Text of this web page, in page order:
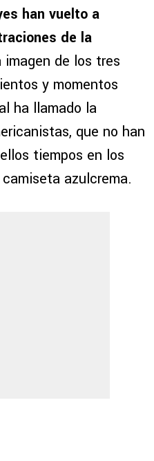
han vuelto a
de la
imagen de los tres
y momentos
ha llamado la
que no han
tiempos en los
azulcrema.